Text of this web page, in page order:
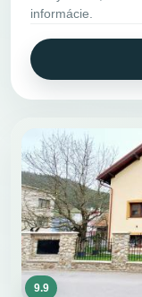
informácie.
9.9